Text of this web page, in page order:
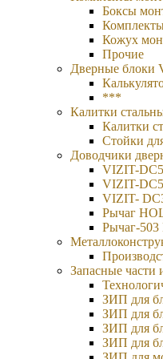
Боксы
Кожух
Прочие
Дверные блоки
***
Калитки
Калитки
Стойки
Доводчики
VIZIT-
VIZIT-
VIZIT-
Рычаг
Рычаг-
Запасные части
ЗИП для
ЗИП для
ЗИП для
ЗИП для